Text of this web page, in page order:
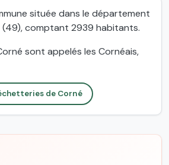
située dans le département
comptant 2939 habitants.
sont appelés les Cornéais,
de Corné